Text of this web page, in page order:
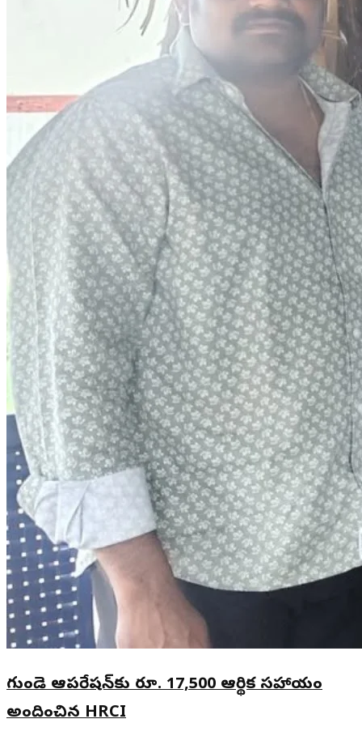
గుండె ఆపరేషన్‌కు రూ. 17,500 ఆర్థిక సహాయం
అందించిన HRCI